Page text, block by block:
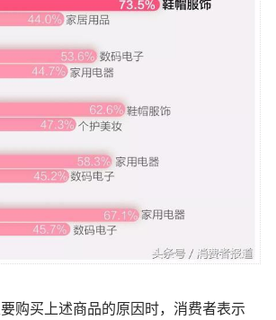
购买上述商品的原因时，消费者表示